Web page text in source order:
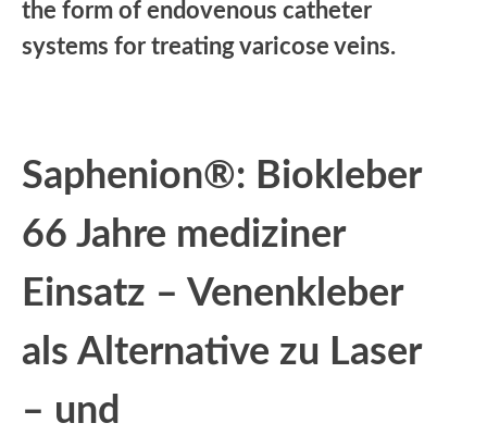
the form of endovenous catheter
systems for treating varicose veins.
Saphenion®: Biokleber
66 Jahre mediziner
Einsatz – Venenkleber
als Alternative zu Laser
– und